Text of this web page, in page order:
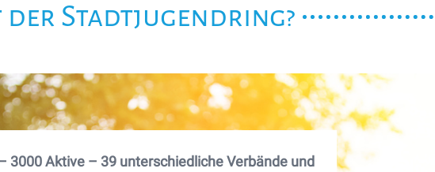
der Stadtjugendring?
3000 Aktive – 39 unterschiedliche Verbände und